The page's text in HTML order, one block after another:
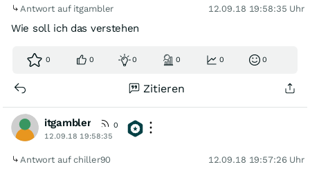
Antwort auf itgambler 12.09.18 19:58:35 Uhr
Wie soll ich das verstehen
0 0 0 0 0 0
Zitieren
itgambler
0
12.09.18 19:58:35
Antwort auf chiller90 12.09.18 19:57:26 Uhr